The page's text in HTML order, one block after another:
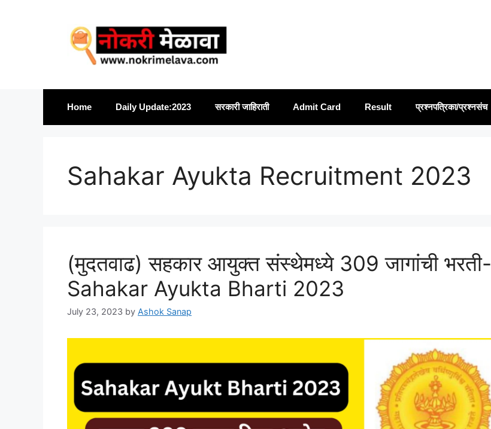
Home Daily Update:2023 सरकारी जाहिराती Admit Card Result प्रश्नपत्रिका/प्रश्नसंच
Sahakar Ayukta Recruitment 2023
(मुदतवाढ) सहकार आयुक्त संस्थेमध्ये 309 जागांची भरती-
Sahakar Ayukta Bharti 2023
July 23, 2023 by Ashok Sanap